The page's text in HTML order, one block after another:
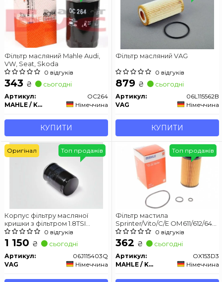
Фільтр масляний Mahle Audi,
VW, Seat, Skoda
0 відгуків
343 ₴ сьогодні
Артикул:
OC264
MAHLE / KNECHT
Німеччина
КУПИТИ
Фільтр масляний VAG
0 відгуків
879 ₴ сьогодні
Артикул:
06L115562B
VAG
Німеччина
КУПИТИ
Корпус фільтру масляної
кришки з фільтром 1.8TSI
(CDAA, CDAB, BZB), 2.0TSI
(CCZA)
0 відгуків
1 150 ₴ сьогодні
Артикул:
06J115403Q
VAG
Німеччина
Топ продажів
Оригінал
Фільтр мастила
Sprinter/Vito/C/E ОМ611/612/646
KNECHT OX153D3
0 відгуків
362 ₴ сьогодні
Артикул:
OX153D3
MAHLE / KNECHT
Німеччина
Топ продажів